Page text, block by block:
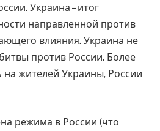
Украина – итог
направленной против
влияния. Украина не
против России. Более
на жителей Украины, России
режима в России (что